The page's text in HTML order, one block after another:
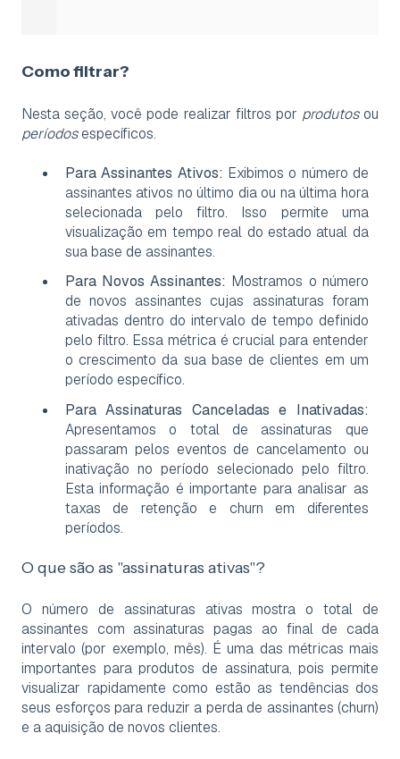
Como filtrar?
Nesta seção, você pode realizar filtros por produtosou
períodosespecíficos.
Para Assinantes Ativos: Exibimos o número de
assinantes ativos no último dia ou na última hora
selecionada pelo filtro. Isso permite uma
visualização em tempo real do estado atual da
sua base de assinantes.
Para Novos Assinantes: Mostramos o número
de novos assinantes cujas assinaturas foram
ativadas dentro do intervalo de tempo definido
pelo filtro. Essa métrica é crucial para entender
o crescimento da sua base de clientes em um
período específico.
Para Assinaturas Canceladas e Inativadas:
Apresentamos o total de assinaturas que
passaram pelos eventos de cancelamento ou
inativação no período selecionado pelo filtro.
Esta informação é importante para analisar as
taxas de retenção e churn em diferentes
períodos.
O que são as "assinaturas ativas"?
O número de assinaturas ativas mostra o total de
assinantes com assinaturas pagas ao final de cada
intervalo (por exemplo, mês). É uma das métricas mais
importantes para produtos de assinatura, pois permite
visualizar rapidamente como estão as tendências dos
seus esforços para reduzir a perda de assinantes (churn)
e a aquisição de novos clientes.